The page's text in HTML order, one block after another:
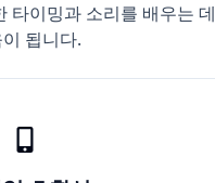
타이밍과 소리를 배우는 데
됩니다.